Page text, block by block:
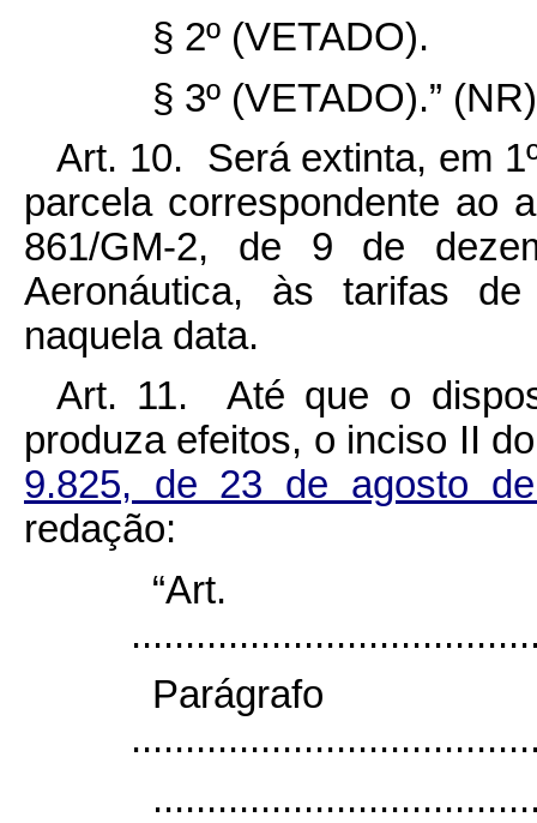
§ 2º (VETADO).
§ 3º (VETADO).” (NR)
Art. 10. Será extinta, em
parcela correspondente ao
861/GM-2, de 9 de
Aeronáutica, às tarifas de
naquela data.
Art. 11. Até que o
produza efeitos, o inciso II
9.825, de 23 de agosto
redação: